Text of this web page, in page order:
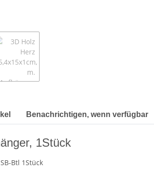
Benachrichtigen, wenn verfügbar
1Stück
Btl 1Stück